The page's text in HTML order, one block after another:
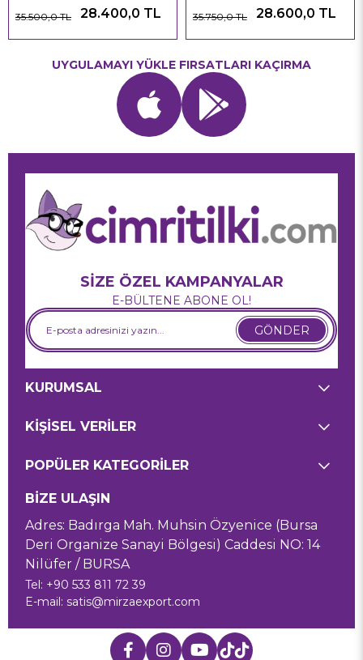
28.400,0 TL
35.500,0 TL 28.600,0 TL
35.750,0 TL
UYGULAMAYI YÜKLE FIRSATLARI KAÇIRMA
SİZE ÖZEL KAMPANYALAR
E-BÜLTENE ABONE OL!
GÖNDER
KURUMSAL
KİŞİSEL VERİLER
POPÜLER KATEGORİLER
BİZE ULAŞIN
Adres: Badırga Mah. Muhsin Özyenice (Bursa
Deri Organize Sanayi Bölgesi) Caddesi NO: 14
Nilüfer / BURSA
Tel: +90 533 811 72 39
E-mail: satis@mirzaexport.com